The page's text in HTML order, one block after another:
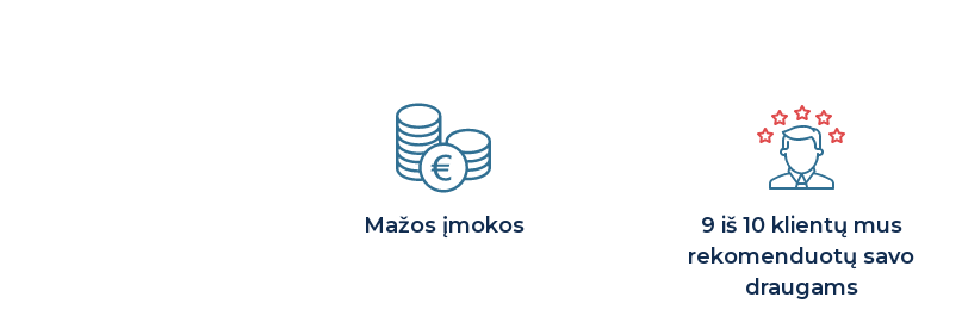
Mažos įmokos
9 iš 10 klientų mus
rekomenduotų savo
draugams